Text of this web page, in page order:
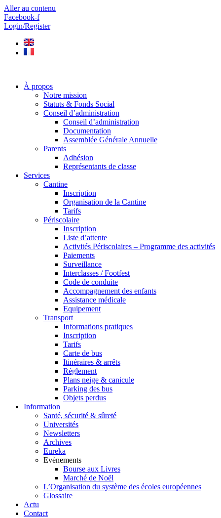
Aller au contenu
Facebook-f
Login/Register
À propos
Notre mission
Statuts & Fonds Social
Conseil d’administration
Conseil d’administration
Documentation
Assemblée Générale Annuelle
Parents
Adhésion
Représentants de classe
Services
Cantine
Inscription
Organisation de la Cantine
Tarifs
Périscolaire
Inscription
Liste d’attente
Activités Périscolaires – Programme des activités
Paiements
Surveillance
Interclasses / Footfest
Code de conduite
Accompagnement des enfants
Assistance médicale
Equipement
Transport
Informations pratiques
Inscription
Tarifs
Carte de bus
Itinéraires & arrêts
Règlement
Plans neige & canicule
Parking des bus
Objets perdus
Information
Santé, sécurité & sûreté
Universités
Newsletters
Archives
Eureka
Evènements
Bourse aux Livres
Marché de Noël
L’Organisation du système des écoles européennes
Glossaire
Actu
Contact